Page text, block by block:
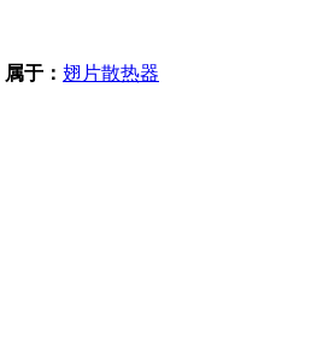
属于： 翅片散热器